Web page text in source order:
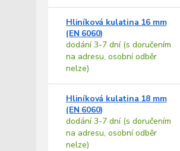
Hliníková kulatina 16 mm
(EN 6060)
dodání 3-7 dní (s doručením
na adresu, osobní odběr
nelze)
Hliníková kulatina 18 mm
(EN 6060)
dodání 3-7 dní (s doručením
na adresu, osobní odběr
nelze)